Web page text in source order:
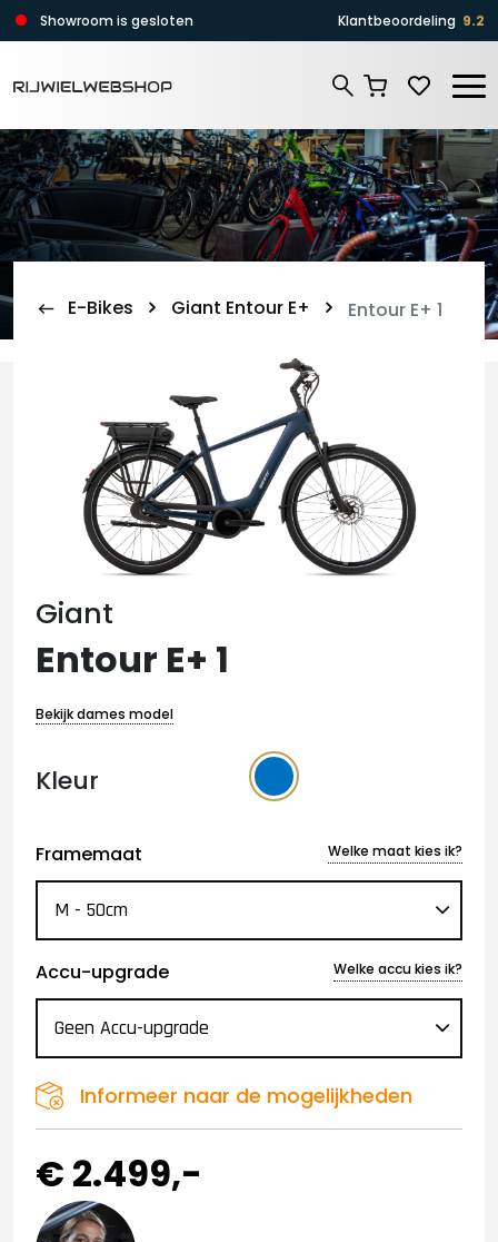
Zoeken
Showroom is gesloten Klantbeoordeling 9.2
E-Bikes Giant Entour E+ Entour E+ 1
Giant
Entour E+ 1
Bekijk dames model
Kleur
Framemaat Welke maat kies ik?
Accu-upgrade Welke accu kies ik?
Informeer naar de mogelijkheden
€ 2.499,-